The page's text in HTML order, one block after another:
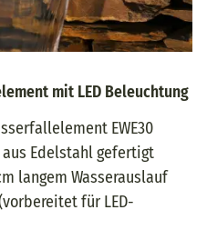
mit LED Beleuchtung
EWE30
Edelstahl gefertigt
langem Wasserauslauf
für LED-